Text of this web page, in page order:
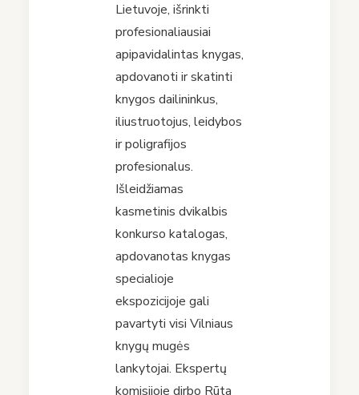
Lietuvoje, išrinkti
profesionaliausiai
apipavidalintas knygas,
apdovanoti ir skatinti
knygos dailininkus,
iliustruotojus, leidybos
ir poligrafijos
profesionalus.
Išleidžiamas
kasmetinis dvikalbis
konkurso katalogas,
apdovanotas knygas
specialioje
ekspozicijoje gali
pavartyti visi Vilniaus
knygų mugės
lankytojai. Ekspertų
komisijoje dirbo Rūta